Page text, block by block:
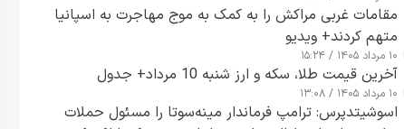
مقامات غربی مراکش را به کمک به موج مهاجرت به اسپانیا
متهم کردند+ ویدیو
۱۰ مرداد ۱۴۰۵ / ۱۵:۲۴
آخرین قیمت طلا، سکه و ارز شنبه 10 مرداد+ جدول
۱۰ مرداد ۱۴۰۵ / ۱۳:۰۸
اسوشیتدپرس: ترامپ فرماندار مینه‌سوتا را مسئول حملات